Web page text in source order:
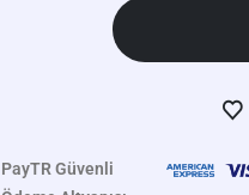
PayTR Güvenli